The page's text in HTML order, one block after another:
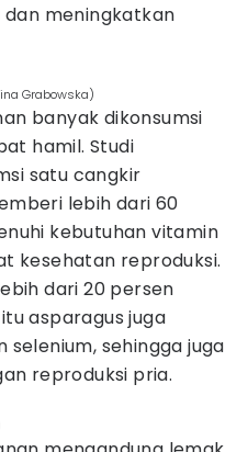
dan meningkatkan
Grabowska)
banyak dikonsumsi
hamil. Studi
satu cangkir
lebih dari 60
kebutuhan vitamin
kesehatan reproduksi.
dari 20 persen
asparagus juga
selenium, sehingga juga
reproduksi pria.